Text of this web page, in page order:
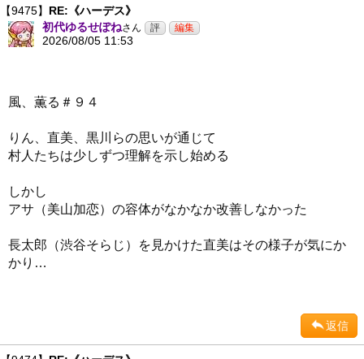
【9475】 RE:《ハーデス》
初代ゆるせぽねさん
2026/08/05 11:53
風、薫る＃９４
りん、直美、黒川らの思いが通じて
村人たちは少しずつ理解を示し始める
しかし
アサ（美山加恋）の容体がなかなか改善しなかった
長太郎（渋谷そらじ）を見かけた直美はその様子が気にか
かり…
返信